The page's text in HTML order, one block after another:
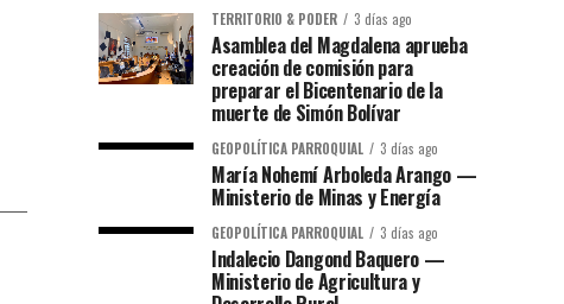
TERRITORIO & PODER 3 días ago
Asamblea del Magdalena aprueba
creación de comisión para
preparar el Bicentenario de la
muerte de Simón Bolívar
GEOPOLÍTICA PARROQUIAL 3 días ago
María Nohemí Arboleda Arango —
Ministerio de Minas y Energía
GEOPOLÍTICA PARROQUIAL 3 días ago
Indalecio Dangond Baquero —
Ministerio de Agricultura y